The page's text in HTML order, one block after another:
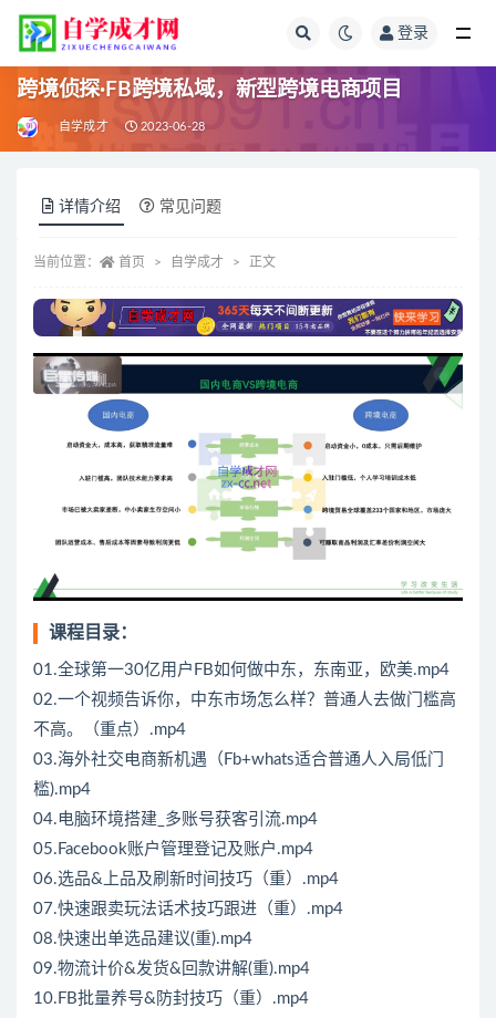
登录
跨境侦探·FB跨境私域，新型跨境电商项目
自学成才 2023-06-28
详情介绍 常见问题
当前位置： 首页 自学成才 正文
课程目录：
01.全球第一30亿用户FB如何做中东，东南亚，欧美.mp4
02.一个视频告诉你，中东市场怎么样？普通人去做门槛高
不高。（重点）.mp4
03.海外社交电商新机遇（Fb+whats适合普通人入局低门
槛).mp4
04.电脑环境搭建_多账号获客引流.mp4
05.Facebook账户管理登记及账户.mp4
06.选品&上品及刷新时间技巧（重）.mp4
07.快速跟卖玩法话术技巧跟进（重）.mp4
08.快速出单选品建议(重).mp4
09.物流计价&发货&回款讲解(重).mp4
10.FB批量养号&防封技巧（重）.mp4